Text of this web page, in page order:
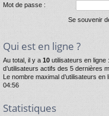
Mot de passe :
Se souvenir
Qui est en ligne ?
Au total, il y a 10 utilisateurs en ligne
d’utilisateurs actifs des 5 dernières
Le nombre maximal d’utilisateurs
04:56
Statistiques